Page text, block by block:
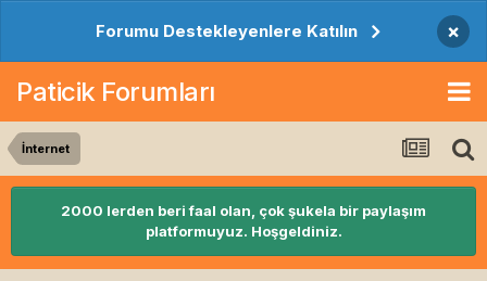
Forumu Destekleyenlere Katılın ×
Paticik Forumları
İnternet
2000 lerden beri faal olan, çok şukela bir paylaşım
platformuyuz. Hoşgeldiniz.